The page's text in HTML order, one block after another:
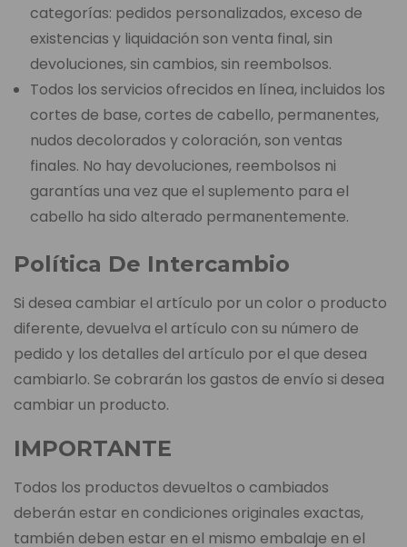
categorías: pedidos personalizados, exceso de
existencias y liquidación son venta final, sin
devoluciones, sin cambios, sin reembolsos.
Todos los servicios ofrecidos en línea, incluidos los
cortes de base, cortes de cabello, permanentes,
nudos decolorados y coloración, son ventas
finales. No hay devoluciones, reembolsos ni
garantías una vez que el suplemento para el
cabello ha sido alterado permanentemente.
Política De Intercambio
Si desea cambiar el artículo por un color o producto
diferente, devuelva el artículo con su número de
pedido y los detalles del artículo por el que desea
cambiarlo. Se cobrarán los gastos de envío si desea
cambiar un producto.
IMPORTANTE
Todos los productos devueltos o cambiados
deberán estar en condiciones originales exactas,
también deben estar en el mismo embalaje en el